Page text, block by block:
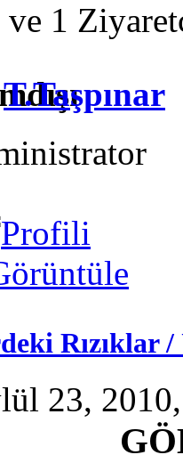
ve 1
T.Taşpınar
Rızıklar /
23,